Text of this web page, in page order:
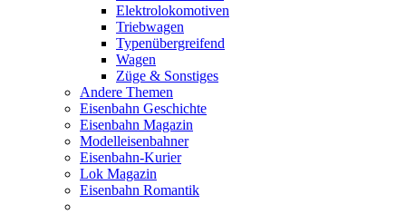
Elektrolokomotiven
Triebwagen
Typenübergreifend
Wagen
Züge & Sonstiges
Andere Themen
Eisenbahn Geschichte
Eisenbahn Magazin
Modelleisenbahner
Eisenbahn-Kurier
Lok Magazin
Eisenbahn Romantik